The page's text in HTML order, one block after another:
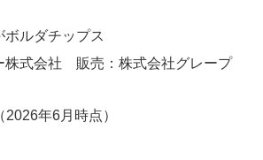
ルダチップス
株式会社 販売：株式会社グレープ
年6月時点）